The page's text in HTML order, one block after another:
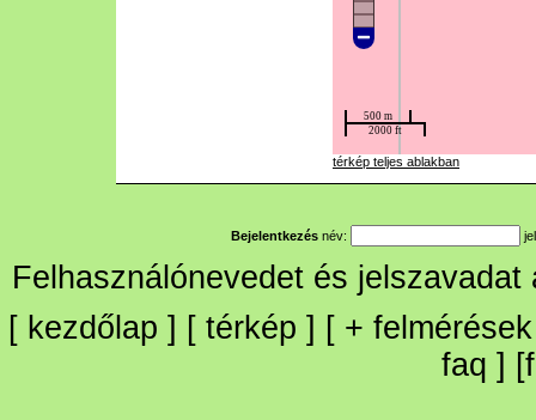
térkép teljes ablakban
Bejelentkezés név:
Felhasználónevedet és
[ kezdőlap ] [ térkép ] [ + felmérések
faq ] [